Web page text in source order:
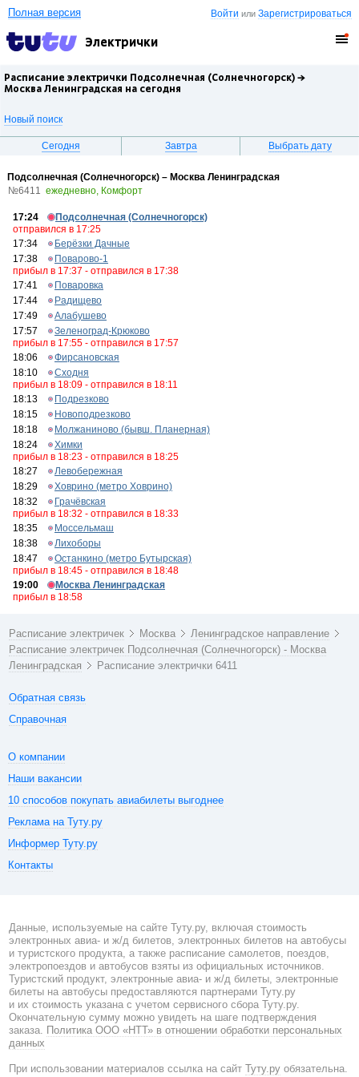
Войти илиЗарегистрироваться
Полная версия
Электрички
Расписание электрички Подсолнечная (Солнечногорск) →
Москва Ленинградская на сегодня
Новый поиск
Сегодня Завтра Выбрать дату
Подсолнечная (Солнечногорск) – Москва Ленинградская
№6411 ежедневно, Комфорт
17:24
Подсолнечная (Солнечногорск)
отправился в 17:25
17:34
Берёзки Дачные
17:38
Поварово-1
прибыл в 17:37 - отправился в 17:38
17:41
Поваровка
17:44
Радищево
17:49
Алабушево
17:57
Зеленоград-Крюково
прибыл в 17:55 - отправился в 17:57
18:06
Фирсановская
18:10
Сходня
прибыл в 18:09 - отправился в 18:11
18:13
Подрезково
18:15
Новоподрезково
18:18
Молжаниново (бывш. Планерная)
18:24
Химки
прибыл в 18:23 - отправился в 18:25
18:27
Левобережная
18:29
Ховрино (метро Ховрино)
18:32
Грачёвская
прибыл в 18:32 - отправился в 18:33
18:35
Моссельмаш
18:38
Лихоборы
18:47
Останкино (метро Бутырская)
прибыл в 18:45 - отправился в 18:48
19:00
Москва Ленинградская
прибыл в 18:58
Расписание электричек Москва
Ленинградское направление
Расписание электричек Подсолнечная (Солнечногорск) - Москва
Ленинградская
Расписание электрички 6411
Обратная связь
Справочная
О компании
Наши вакансии
10 способов покупать авиабилеты выгоднее
Реклама на Туту.ру
Информер Туту.ру
Контакты
Данные, используемые на сайте Туту.ру, включая стоимость
электронных авиа- и ж/д билетов, электронных билетов на автобусы
и туристского продукта, а также расписание самолетов, поездов,
электропоездов и автобусов взяты из официальных источников.
Туристский продукт, электронные авиа- и ж/д билеты, электронные
билеты на автобусы предоставляются партнерами Туту.ру
и их стоимость указана с учетом сервисного сбора Туту.ру.
Окончательную сумму можно увидеть на шаге подтверждения
заказа. Политика ООО «НТТ» в отношении обработки персональных
данных
При использовании материалов ссылка на сайт Туту.ру обязательна.